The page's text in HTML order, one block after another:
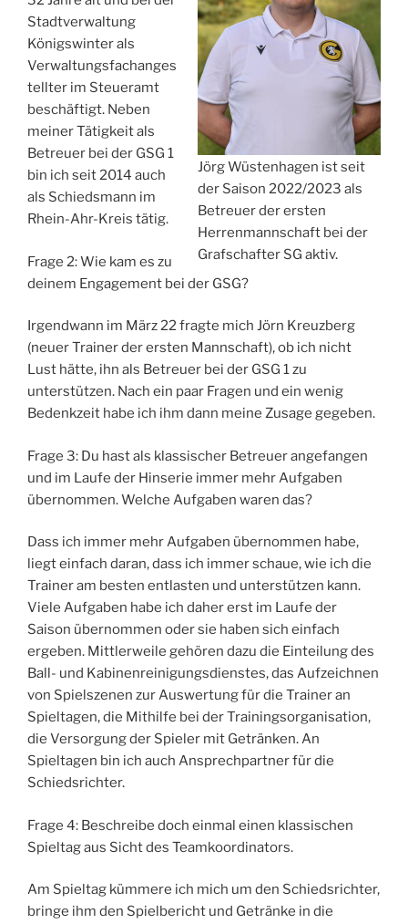
Jörg Wüstenhagen ist seit
der Saison 2022/2023 als
Betreuer der ersten
Herrenmannschaft bei der
Grafschafter SG aktiv.
Stadtverwaltung
Königswinter als
Verwaltungsfachanges
tellter im Steueramt
beschäftigt. Neben
meiner Tätigkeit als
Betreuer bei der GSG 1
bin ich seit 2014 auch
als Schiedsmann im
Rhein-Ahr-Kreis tätig.
Frage 2: Wie kam es zu
deinem Engagement bei der GSG?
Irgendwann im März 22 fragte mich Jörn Kreuzberg
(neuer Trainer der ersten Mannschaft), ob ich nicht
Lust hätte, ihn als Betreuer bei der GSG 1 zu
unterstützen. Nach ein paar Fragen und ein wenig
Bedenkzeit habe ich ihm dann meine Zusage gegeben.
Frage 3: Du hast als klassischer Betreuer angefangen
und im Laufe der Hinserie immer mehr Aufgaben
übernommen. Welche Aufgaben waren das?
Dass ich immer mehr Aufgaben übernommen habe,
liegt einfach daran, dass ich immer schaue, wie ich die
Trainer am besten entlasten und unterstützen kann.
Viele Aufgaben habe ich daher erst im Laufe der
Saison übernommen oder sie haben sich einfach
ergeben. Mittlerweile gehören dazu die Einteilung des
Ball- und Kabinenreinigungsdienstes, das Aufzeichnen
von Spielszenen zur Auswertung für die Trainer an
Spieltagen, die Mithilfe bei der Trainingsorganisation,
die Versorgung der Spieler mit Getränken. An
Spieltagen bin ich auch Ansprechpartner für die
Schiedsrichter.
Frage 4: Beschreibe doch einmal einen klassischen
Spieltag aus Sicht des Teamkoordinators.
Am Spieltag kümmere ich mich um den Schiedsrichter,
bringe ihm den Spielbericht und Getränke in die